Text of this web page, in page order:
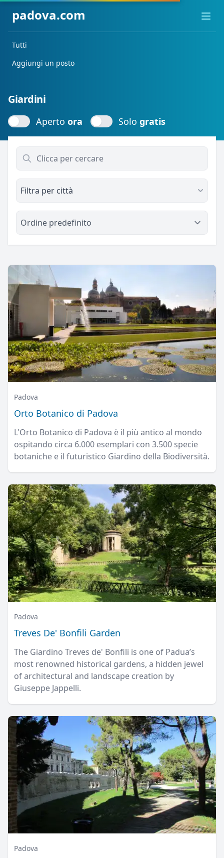
padova.com
Tutti
Aggiungi un posto
Giardini
Apertoora
Aperto ora Sologratis
Solo gratis
Filtra per città
Padova
Orto Botanico di Padova
L'Orto Botanico di Padova è il più antico al mondo
ospitando circa 6.000 esemplari con 3.500 specie
botaniche e il futuristico Giardino della Biodiversità.
Padova
Treves De' Bonfili Garden
The Giardino Treves de' Bonfili is one of Padua’s
most renowned historical gardens, a hidden jewel
of architectural and landscape creation by
Giuseppe Jappelli.
Padova